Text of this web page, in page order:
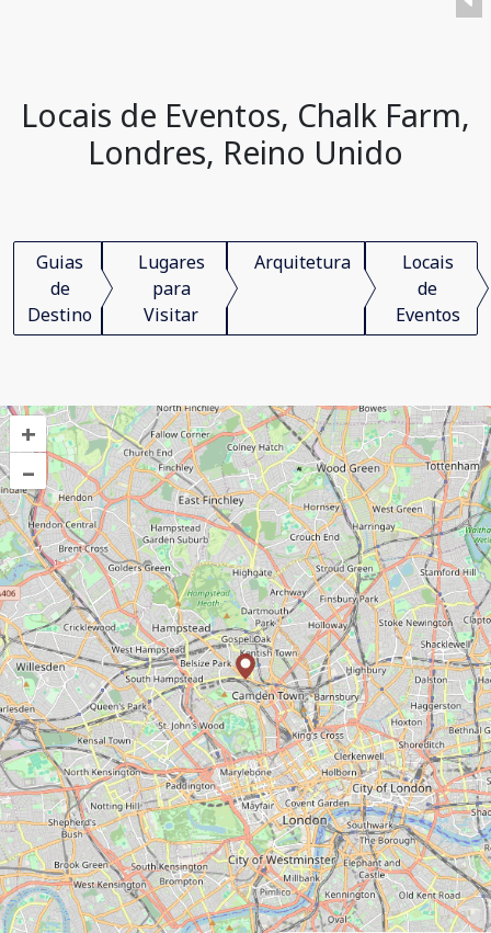
Locais de Eventos, Chalk Farm,
Londres, Reino Unido
Guias
de
Destino
Lugares
para
Visitar
Arquitetura
Locais
de
Eventos
+
–